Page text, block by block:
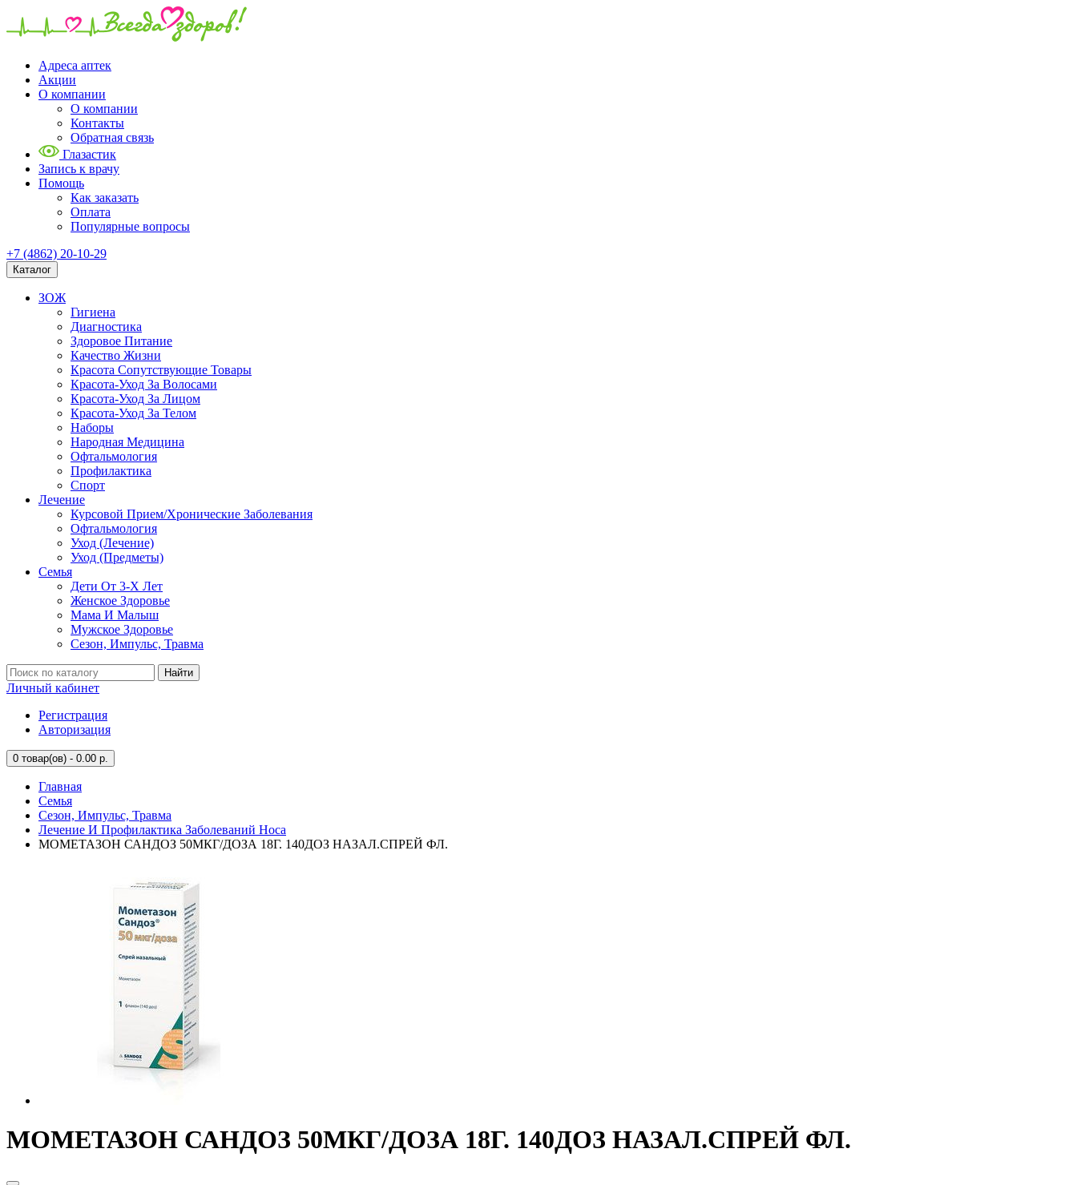
Адреса аптек
Акции
О компании
О компании
Контакты
Обратная связь
Глазастик
Запись к врачу
Помощь
Как заказать
Оплата
Популярные вопросы
+7 (4862) 20-10-29
Каталог
ЗОЖ
Гигиена
Диагностика
Здоровое Питание
Качество Жизни
Красота Сопутствующие Товары
Красота-Уход За Волосами
Красота-Уход За Лицом
Красота-Уход За Телом
Наборы
Народная Медицина
Офтальмология
Профилактика
Спорт
Лечение
Курсовой Прием/Хронические Заболевания
Офтальмология
Уход (Лечение)
Уход (Предметы)
Семья
Дети От 3-Х Лет
Женское Здоровье
Мама И Малыш
Мужское Здоровье
Сезон, Импульс, Травма
Найти
Личный кабинет
Регистрация
Авторизация
0 товар(ов) - 0.00 р.
Главная
Семья
Сезон, Импульс, Травма
Лечение И Профилактика Заболеваний Носа
МОМЕТАЗОН САНДОЗ 50МКГ/ДОЗА 18Г. 140ДОЗ НАЗАЛ.СПРЕЙ ФЛ.
МОМЕТАЗОН САНДОЗ 50МКГ/ДОЗА 18Г. 140ДОЗ НАЗАЛ.СПРЕЙ ФЛ.